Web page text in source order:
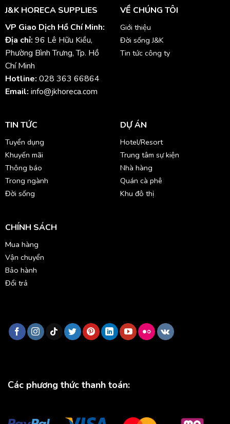
J&K HORECA SUPPLIES
VP Giao Dịch Hồ Chí Minh:
Địa chỉ: 96 Lê Hữu Kiều,
Phường Bình Trưng, Tp. Hồ
Chí Minh
Hotline: 028 363 66864
Email: info@jkhoreca.com
VỀ CHÚNG TÔI
Giới thiệu
Đời sống J&K
Tin tức công ty
TIN TỨC
Tuyển dụng
Khuyến mãi
Thông báo
Trong ngành
Đời sống
DỰ ÁN
Hotel/Resort
Trung tâm sự kiện
Nhà hàng
Quán cà phê
Khu đô thị
CHÍNH SÁCH
Mua hàng
Vận chuyển
Bảo hành
Đổi trả
Các phương thức thanh toán: